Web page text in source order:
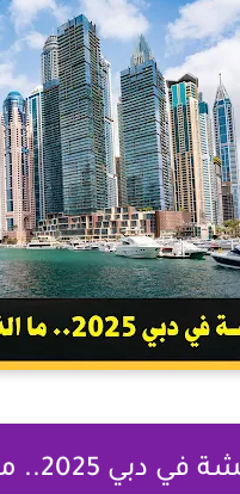
يجب أن تعرفه قبل الانتقال؟